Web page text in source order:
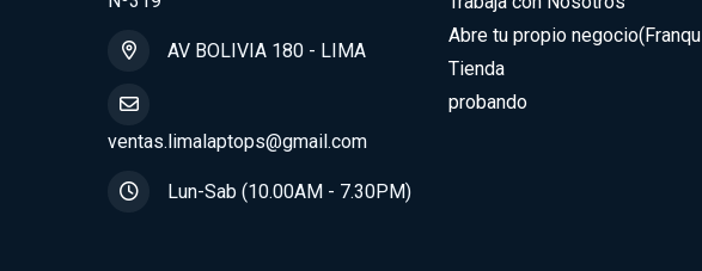
AV BOLIVIA 180 - LIMA
ventas.limalaptops@gmail.com
Lun-Sab (10.00AM - 7.30PM)
Abre tu propio
Tienda
probando